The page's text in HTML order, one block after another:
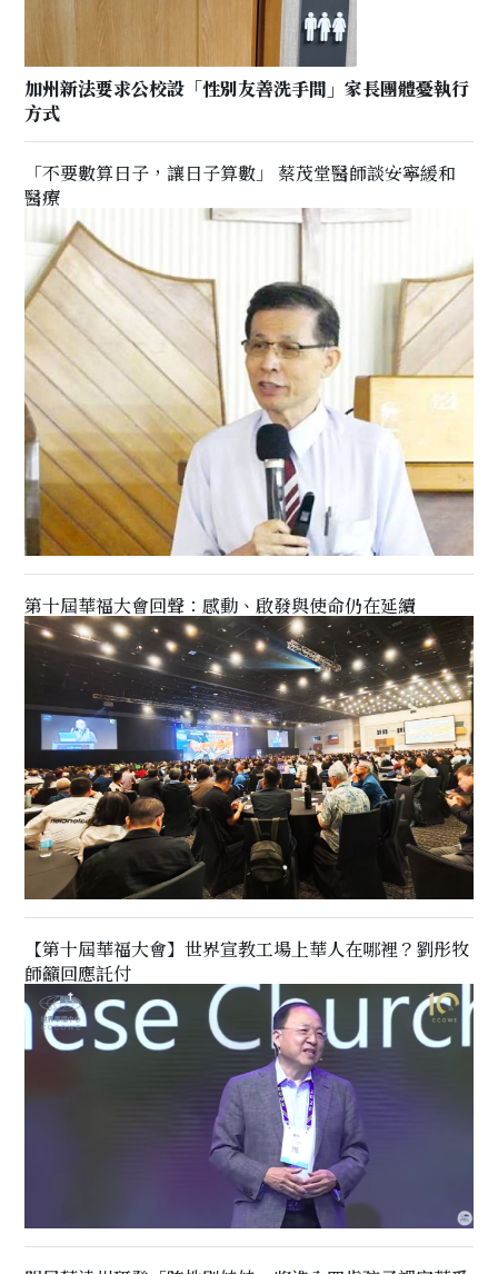
加州新法要求公校設「性別友善洗手間」家長團體憂執行
方式
「不要數算日子，讓日子算數」 蔡茂堂醫師談安寧緩和
醫療
第十屆華福大會回聲：感動、啟發與使命仍在延續
【第十屆華福大會】世界宣教工場上華人在哪裡？劉彤牧
師籲回應託付